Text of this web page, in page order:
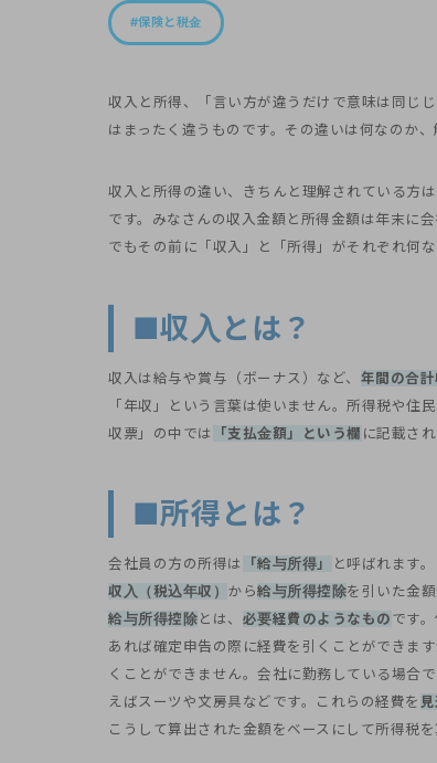
保険と税金
収入と所得、「言い方が違うだけで意味は同じ
はまったく違うものです。その違いは何なのか、
収入と所得の違い、きちんと理解されている方
です。みなさんの収入金額と所得金額は年末に
でもその前に「収入」と「所得」がそれぞれ何な
■収入とは？
収入は給与や賞与（ボーナス）など、 年間の合計
「年収」という言葉は使いません。所得税や住
収票」の中では 「支払金額」という欄 に記載さ
■所得とは？
会社員の方の所得は 「給与所得」
と呼ばれます。
収入（税込年収） から給与所得控除を引いた金
給与所得控除 とは、 必要経費のようなもの です
あれば確定申告の際に経費を引くことができま
くことができません。会社に勤務している場合
えばスーツや文房具などです。これらの経費を
こうして算出された金額をベースにして所得税を